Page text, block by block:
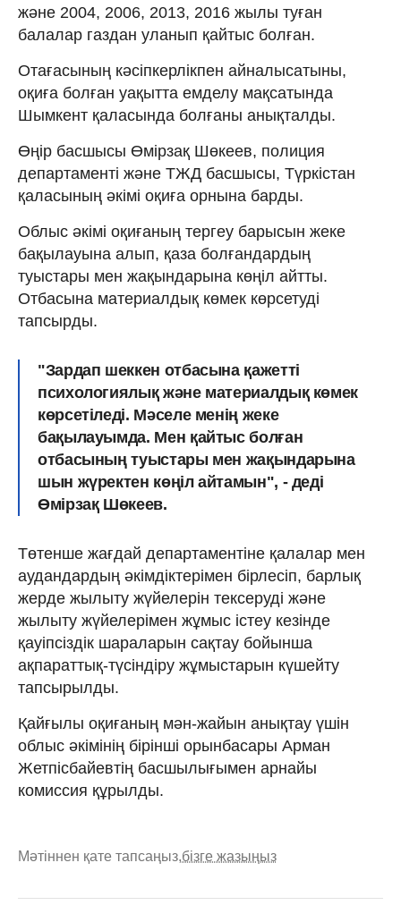
және 2004, 2006, 2013, 2016 жылы туған
балалар газдан уланып қайтыс болған.
Отағасының кәсіпкерлікпен айналысатыны,
оқиға болған уақытта емделу мақсатында
Шымкент қаласында болғаны анықталды.
Өңір басшысы Өмірзақ Шөкеев, полиция
департаменті және ТЖД басшысы, Түркістан
қаласының әкімі оқиға орнына барды.
Облыс әкімі оқиғаның тергеу барысын жеке
бақылауына алып, қаза болғандардың
туыстары мен жақындарына көңіл айтты.
Отбасына материалдық көмек көрсетуді
тапсырды.
"Зардап шеккен отбасына қажетті
психологиялық және материалдық көмек
көрсетіледі. Мәселе менің жеке
бақылауымда. Мен қайтыс болған
отбасының туыстары мен жақындарына
шын жүректен көңіл айтамын", - деді
Өмірзақ Шөкеев.
Төтенше жағдай департаментіне қалалар мен
аудандардың әкімдіктерімен бірлесіп, барлық
жерде жылыту жүйелерін тексеруді және
жылыту жүйелерімен жұмыс істеу кезінде
қауіпсіздік шараларын сақтау бойынша
ақпараттық-түсіндіру жұмыстарын күшейту
тапсырылды.
Қайғылы оқиғаның мән-жайын анықтау үшін
облыс әкімінің бірінші орынбасары Арман
Жетпісбайевтің басшылығымен арнайы
комиссия құрылды.
Мәтіннен қате тапсаңыз,бізге жазыңыз